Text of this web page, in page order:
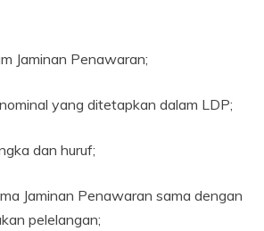
Jaminan Penawaran;
yang ditetapkan dalam LDP;
dan huruf;
Jaminan Penawaran sama dengan
pelelangan;